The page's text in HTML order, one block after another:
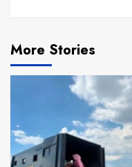
More Stories